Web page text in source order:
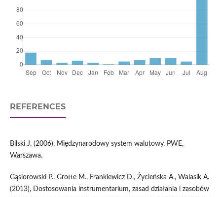
REFERENCES
Bilski J. (2006), Międzynarodowy system walutowy, PWE,
Warszawa.
Gąsiorowski P., Grotte M., Frankiewicz D., Życieńska A., Walasik A.
(2013), Dostosowania instrumentarium, zasad działania i zasobów